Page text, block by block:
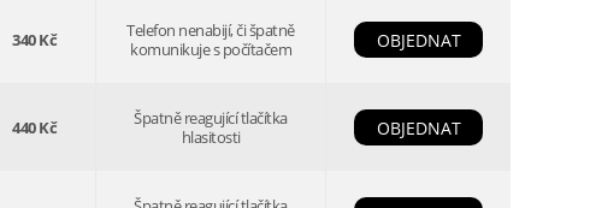
340 Kč
Telefon nenabijí, či špatně
komunikuje s počítačem
OBJEDNAT
440 Kč
Špatně reagující tlačítka
hlasitosti
OBJEDNAT